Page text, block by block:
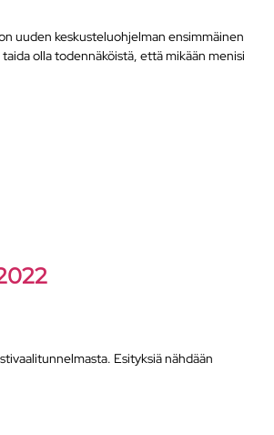
uuden keskusteluohjelman ensimmäinen
olla todennäköistä, että mikään menisi
Esityksiä nähdään